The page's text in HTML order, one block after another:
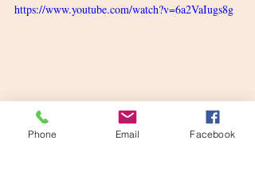
https://www.youtube.com/watch?v=6a2VaIugs8g
Phone Email Facebook